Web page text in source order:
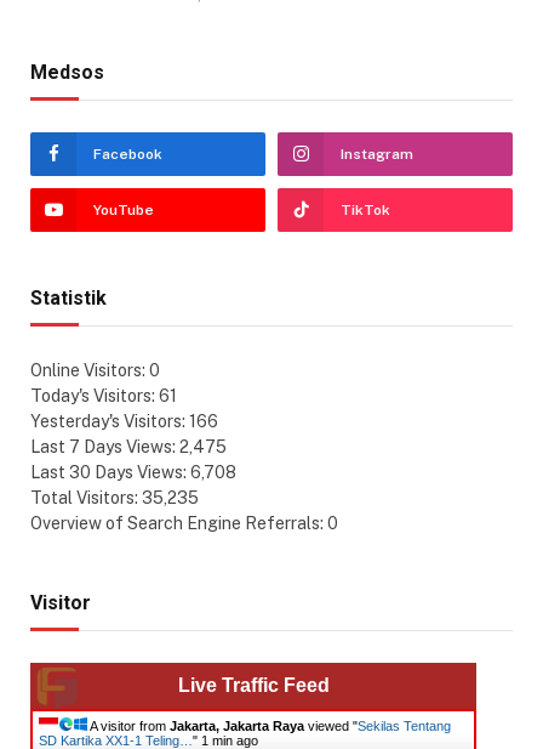
Medsos
Facebook Instagram
YouTube TikTok
Statistik
Online Visitors: 0
Today's Visitors: 61
Yesterday's Visitors: 166
Last 7 Days Views: 2,475
Last 30 Days Views: 6,708
Total Visitors: 35,235
Overview of Search Engine Referrals: 0
Visitor
Live Traffic Feed
A visitor from Jakarta, Jakarta Raya viewed "Sekilas Tentang
SD Kartika XX1-1 Teling… " 1 min ago